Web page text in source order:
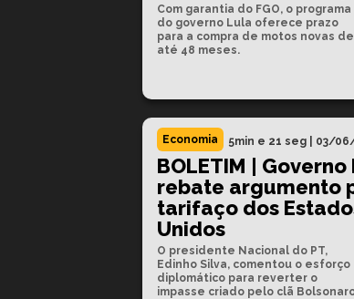
Com garantia do FGO, o programa
do governo Lula oferece prazo
para a compra de motos novas de
até 48 meses.
Economia 5min e 21 seg 03/
BOLETIM | Governo
rebate argumento
tarifaço dos
Unidos
O presidente Nacional do PT,
Edinho Silva, comentou o esforço
diplomático para reverter o
impasse criado pelo clã